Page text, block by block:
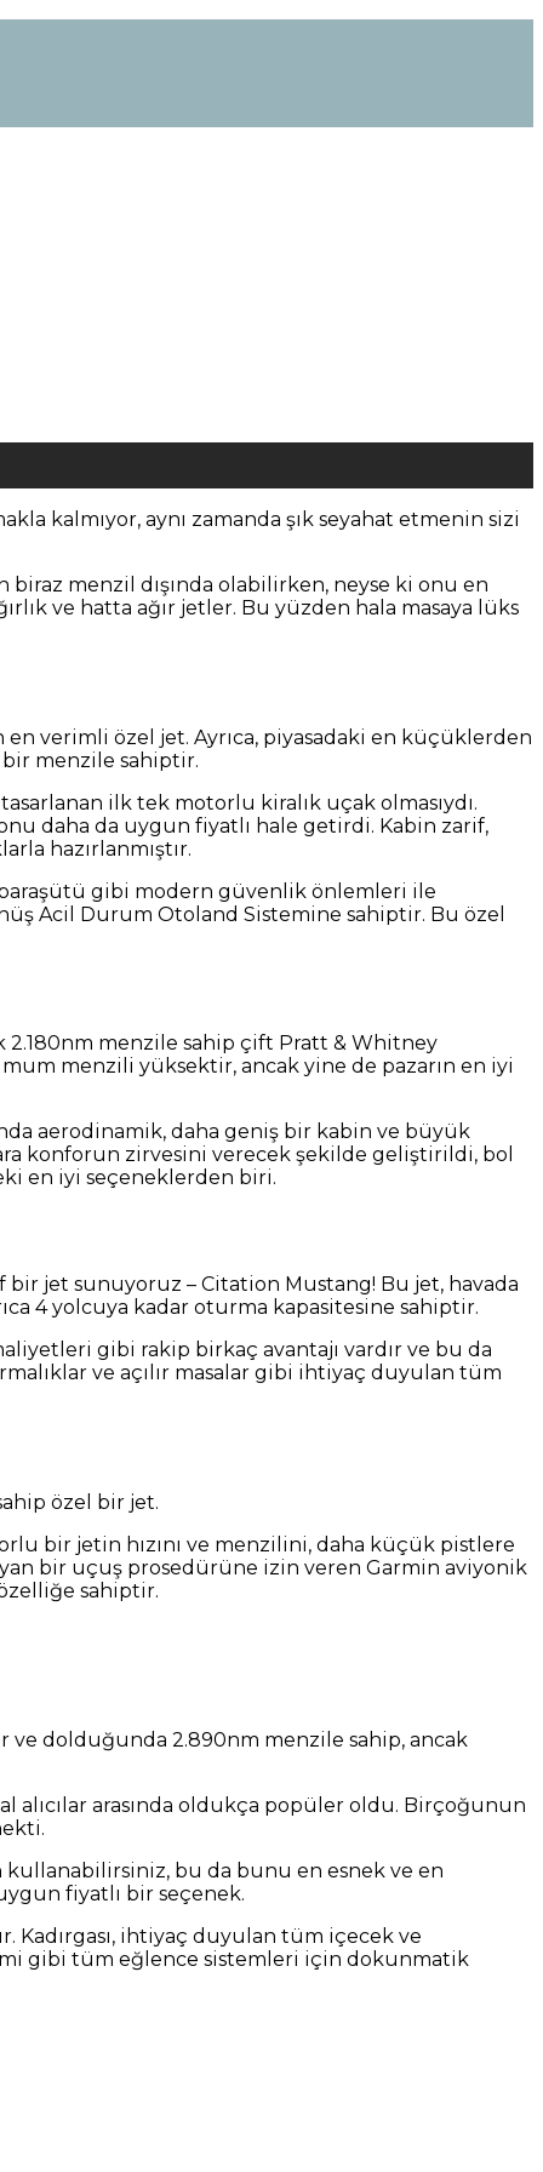
kalmıyor, aynı zamanda şık seyahat etmenin sizi
menzil dışında olabilirken, neyse ki onu en
ve hatta ağır jetler. Bu yüzden hala masaya lüks
verimli özel jet. Ayrıca, piyasadaki en küçüklerden
menzile sahiptir.
ilk tek motorlu kiralık uçak olmasıydı.
daha da uygun fiyatlı hale getirdi. Kabin zarif,
hazırlanmıştır.
gibi modern güvenlik önlemleri ile
Acil Durum Otoland Sistemine sahiptir. Bu özel
menzile sahip çift Pratt & Whitney
menzili yüksektir, ancak yine de pazarın en iyi
aerodinamik, daha geniş bir kabin ve büyük
konforun zirvesini verecek şekilde geliştirildi, bol
en iyi seçeneklerden biri.
bir jet sunuyoruz – Citation Mustang! Bu jet, havada
4 yolcuya kadar oturma kapasitesine sahiptir.
gibi rakip birkaç avantajı vardır ve bu da
ve açılır masalar gibi ihtiyaç duyulan tüm
özel bir jet.
bir jetin hızını ve menzilini, daha küçük pistlere
bir uçuş prosedürüne izin veren Garmin aviyonik
sahiptir.
ve dolduğunda 2.890nm menzile sahip, ancak
arasında oldukça popüler oldu. Birçoğunun
kullanabilirsiniz, bu da bunu en esnek ve en
fiyatlı bir seçenek.
Kadırgası, ihtiyaç duyulan tüm içecek ve
gibi tüm eğlence sistemleri için dokunmatik